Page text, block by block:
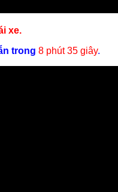
xe.
trong 8 phút 35 giây.